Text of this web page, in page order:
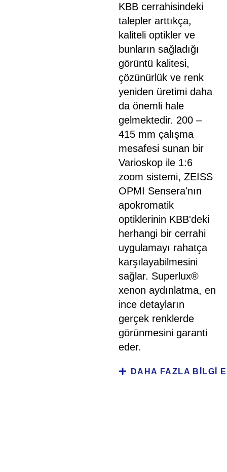
KBB cerrahisindeki
talepler arttıkça,
kaliteli optikler ve
bunların sağladığı
görüntü kalitesi,
çözünürlük ve renk
yeniden üretimi daha
da önemli hale
gelmektedir. 200 –
415 mm çalışma
mesafesi sunan bir
Varioskop ile 1:6
zoom sistemi, ZEISS
OPMI Sensera'nın
apokromatik
optiklerinin KBB'deki
herhangi bir cerrahi
uygulamayı rahatça
karşılayabilmesini
sağlar. Superlux®
xenon aydınlatma, en
ince detayların
gerçek renklerde
görünmesini garanti
eder.
DAHA FAZLA BILGI